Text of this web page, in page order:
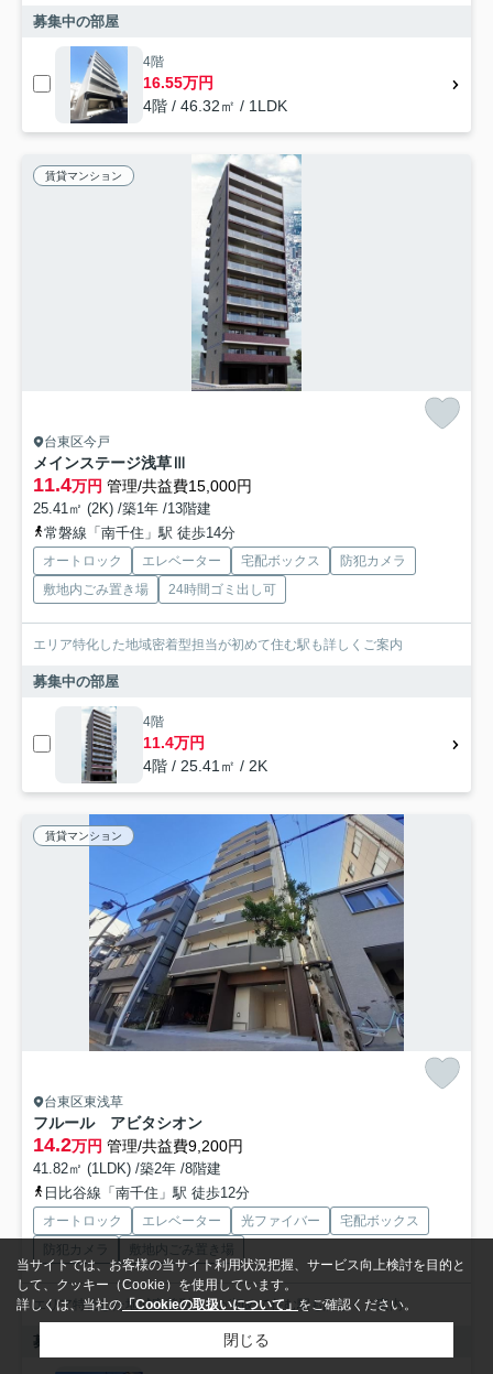
募集中の部屋
4階
16.55万円
4階 / 46.32㎡ / 1LDK
賃貸マンション
台東区今戸
メインステージ浅草Ⅲ
11.4万円 管理/共益費15,000円
25.41㎡ (2K) /築1年 /13階建
常磐線「南千住」駅 徒歩14分
オートロック エレベーター 宅配ボックス
防犯カメラ
敷地内ごみ置き場
24時間ゴミ出し可
エリア特化した地域密着型担当が初めて住む駅も詳しくご案内
募集中の部屋
4階
11.4万円
4階 / 25.41㎡ / 2K
賃貸マンション
台東区東浅草
フルール アビタシオン
14.2万円 管理/共益費9,200円
41.82㎡ (1LDK) /築2年 /8階建
日比谷線「南千住」駅 徒歩12分
オートロック エレベーター 光ファイバー
宅配ボックス
防犯カメラ
敷地内ごみ置き場
エリア特化した地域密着型担当が初めて住む駅も詳しくご案内
募集中の部屋
当サイトでは、お客様の当サイト利用状況把握、サービス向上検討を目的と
して、クッキー（Cookie）を使用しています。
詳しくは、当社の「Cookieの取扱いについて」 をご確認ください。
閉じる